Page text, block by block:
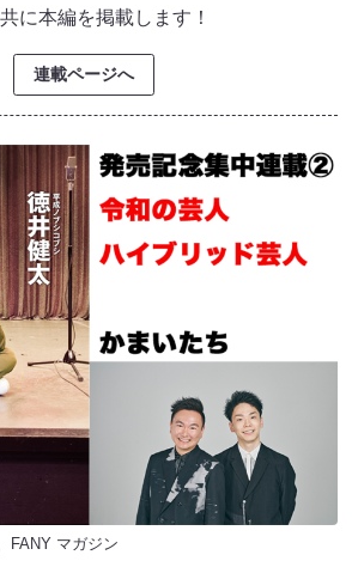
共に本編を掲載します！
連載ページへ
FANY マガジン